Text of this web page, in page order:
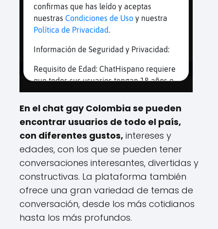
En el chat gay Colombia se pueden
encontrar usuarios de todo el país,
con diferentes gustos, intereses y
edades, con los que se pueden tener
conversaciones interesantes, divertidas y
constructivas. La plataforma también
ofrece una gran variedad de temas de
conversación, desde los más cotidianos
hasta los más profundos.